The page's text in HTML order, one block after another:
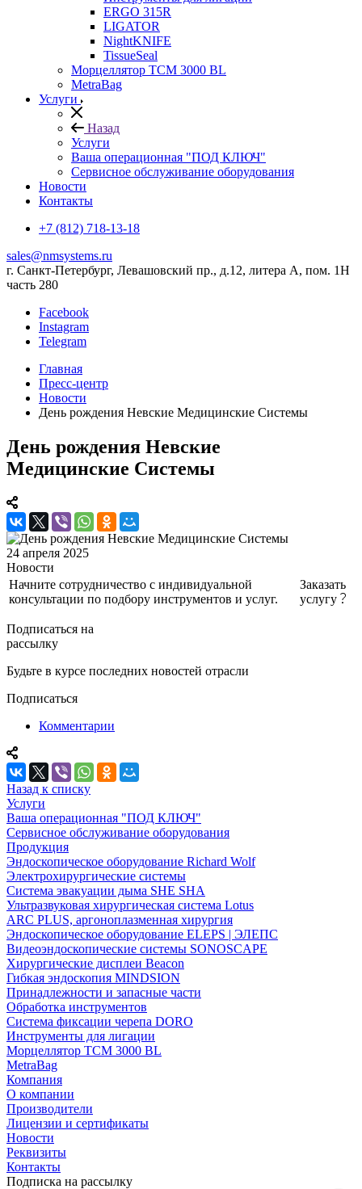
ERGO 315R
LIGATOR
NightKNIFE
TissueSeal
Морцеллятор ТСМ 3000 BL
MetraBag
Услуги
Назад
Услуги
Ваша операционная "ПОД КЛЮЧ"
Сервисное обслуживание оборудования
Новости
Контакты
+7 (812) 718-13-18
sales@nmsystems.ru
г. Санкт-Петербург, Левашовский пр., д.12, литера А, пом. 1Н
часть 280
Facebook
Instagram
Telegram
Главная
Пресс-центр
Новости
День рождения Невские Медицинские Системы
День рождения Невские
Медицинские Системы
24 апреля 2025
Новости
Начните сотрудничество с индивидуальной
консультации по подбору инструментов и услуг.
Заказать
услугу
Подписаться на
рассылку
Будьте в курсе последних новостей отрасли
Подписаться
Комментарии
Назад к списку
Услуги
Ваша операционная "ПОД КЛЮЧ"
Сервисное обслуживание оборудования
Продукция
Эндоскопическое оборудование Richard Wolf
Электрохирургические системы
Система эвакуации дыма SHE SHA
Ультразвуковая хирургическая система Lotus
ARC PLUS, аргоноплазменная хирургия
Эндоскопическое оборудование ELEPS | ЭЛЕПС
Видеоэндоскопические системы SONOSCAPE
Хирургические дисплеи Beacon
Гибкая эндоскопия MINDSION
Принадлежности и запасные части
Обработка инструментов
Система фиксации черепа DORO
Инструменты для лигации
Морцеллятор ТСМ 3000 BL
MetraBag
Компания
О компании
Производители
Лицензии и сертификаты
Новости
Реквизиты
Контакты
Подписка на рассылку